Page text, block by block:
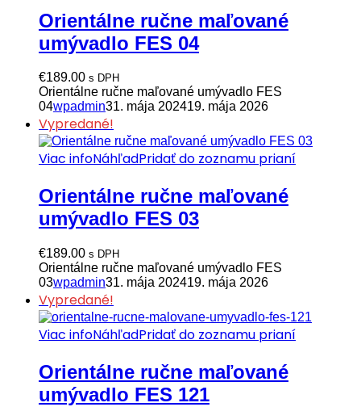
Orientálne ručne maľované
umývadlo FES 04
€189.00 s DPH
Orientálne ručne maľované umývadlo FES
04wpadmin31. mája 202419. mája 2026
Vypredané!
Viac infoNáhľadPridať do zoznamu prianí
Orientálne ručne maľované
umývadlo FES 03
€189.00 s DPH
Orientálne ručne maľované umývadlo FES
03wpadmin31. mája 202419. mája 2026
Vypredané!
Viac infoNáhľadPridať do zoznamu prianí
Orientálne ručne maľované
umývadlo FES 121